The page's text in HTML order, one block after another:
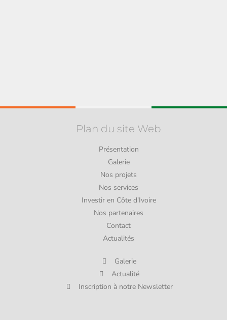
Plan du site Web
Présentation
Galerie
Nos projets
Nos services
Investir en Côte d'Ivoire
Nos partenaires
Contact
Actualités
Galerie
Actualité
Inscription à notre Newsletter